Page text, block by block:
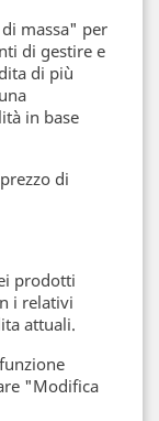
massa" per
di gestire e
di più
in base
di
prodotti
i relativi
attuali.
"Modifica